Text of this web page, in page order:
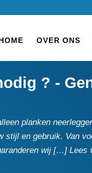
OVER ONS
? -
planken
en gebruik.​ Van
wij […] Lees